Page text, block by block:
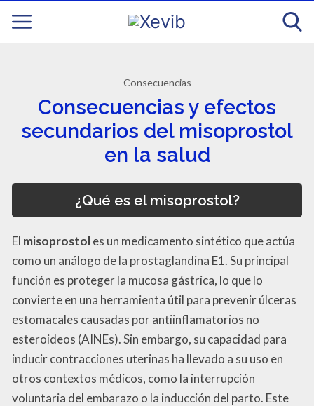
Consecuencias
Consecuencias y efectos
secundarios del misoprostol
en la salud
¿Qué es el misoprostol?
El misoprostoles un medicamento sintético que actúa
como un análogo de la prostaglandina E1. Su principal
función es proteger la mucosa gástrica, lo que lo
convierte en una herramienta útil para prevenir úlceras
estomacales causadas por antiinflamatorios no
esteroideos (AINEs). Sin embargo, su capacidad para
inducir contracciones uterinas ha llevado a su uso en
otros contextos médicos, como la interrupción
voluntaria del embarazo o la inducción del parto. Este